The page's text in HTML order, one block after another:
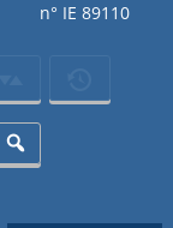
n° IE 89110